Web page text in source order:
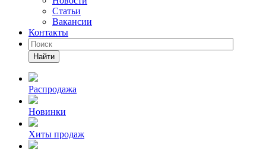
Статьи
Вакансии
Контакты
Найти
Распродажа
Новинки
Хиты продаж